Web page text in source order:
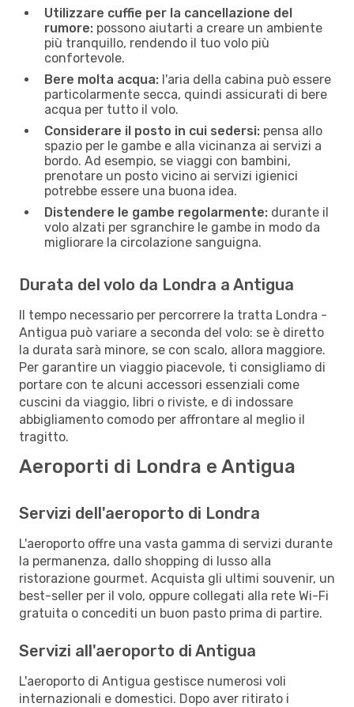
Utilizzare cuffie per la cancellazione del
rumore: possono aiutarti a creare un ambiente
più tranquillo, rendendo il tuo volo più
confortevole.
Bere molta acqua: l'aria della cabina può essere
particolarmente secca, quindi assicurati di bere
acqua per tutto il volo.
Considerare il posto in cui sedersi: pensa allo
spazio per le gambe e alla vicinanza ai servizi a
bordo. Ad esempio, se viaggi con bambini,
prenotare un posto vicino ai servizi igienici
potrebbe essere una buona idea.
Distendere le gambe regolarmente: durante il
volo alzati per sgranchire le gambe in modo da
migliorare la circolazione sanguigna.
Durata del volo da Londra a Antigua
Il tempo necessario per percorrere la tratta Londra -
Antigua può variare a seconda del volo: se è diretto
la durata sarà minore, se con scalo, allora maggiore.
Per garantire un viaggio piacevole, ti consigliamo di
portare con te alcuni accessori essenziali come
cuscini da viaggio, libri o riviste, e di indossare
abbigliamento comodo per affrontare al meglio il
tragitto.
Aeroporti di Londra e Antigua
Servizi dell'aeroporto di Londra
L'aeroporto offre una vasta gamma di servizi durante
la permanenza, dallo shopping di lusso alla
ristorazione gourmet. Acquista gli ultimi souvenir, un
best-seller per il volo, oppure collegati alla rete Wi-Fi
gratuita o concediti un buon pasto prima di partire.
Servizi all'aeroporto di Antigua
L'aeroporto di Antigua gestisce numerosi voli
internazionali e domestici. Dopo aver ritirato i